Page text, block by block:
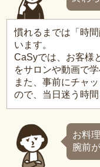
慣れるまでは「時
います。
CaSyでは、お客様
をサロンや動画で学
また、事前にチャ
ので、当日迷う時間
お料
腕前